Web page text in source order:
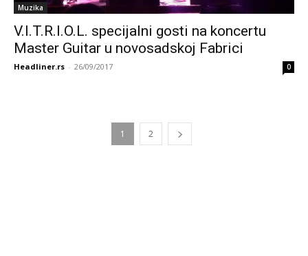
Muzika
V.I.T.R.I.O.L. specijalni gosti na koncertu
Master Guitar u novosadskoj Fabrici
Headliner.rs - 26/09/2017 0
1 2